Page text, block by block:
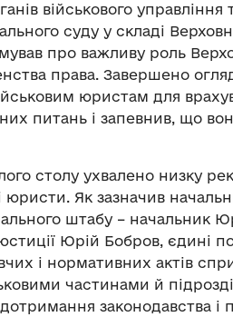
військового управління
суду у складі
про важливу роль
права. Завершено
юристам для
питань і запевнив, що
столу ухвалено низку
юристи. Як зазначив
штабу – начальник
Юрій Бобров, єдині
і нормативних актів
частинами й
дотримання законодавства і